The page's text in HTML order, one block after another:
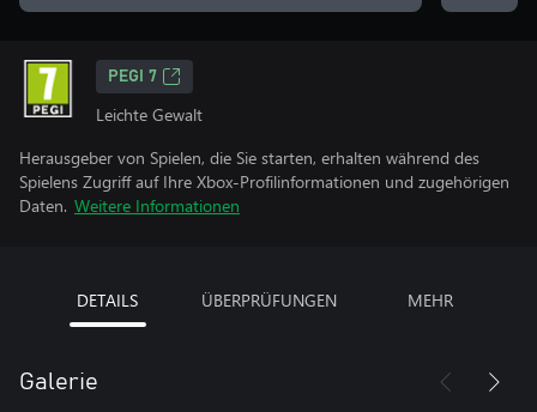
PEGI 7
Leichte Gewalt
Herausgeber von Spielen, die Sie starten, erhalten während des
Spielens Zugriff auf Ihre Xbox-Profilinformationen und zugehörigen
Daten. Weitere Informationen
DETAILS ÜBERPRÜFUNGEN MEHR
Galerie